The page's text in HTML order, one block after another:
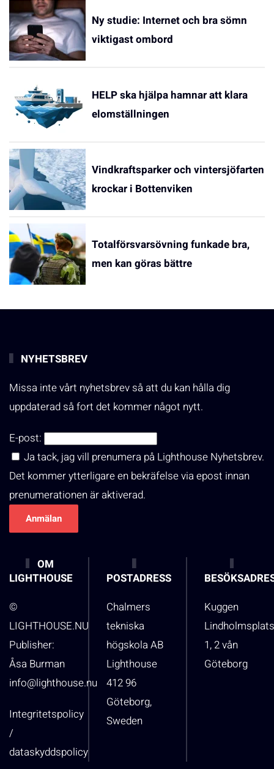
Ny studie: Internet och bra sömn
viktigast ombord
HELP ska hjälpa hamnar att klara
elomställningen
Vindkraftsparker och vintersjöfarten
krockar i Bottenviken
Totalförsvarsövning funkade bra,
men kan göras bättre
NYHETSBREV
Missa inte vårt nyhetsbrev så att du kan hålla dig
uppdaterad så fort det kommer något nytt.
E-post:
Ja tack, jag vill prenumera på Lighthouse Nyhetsbrev.
Det kommer ytterligare en bekräfelse via epost innan
prenumerationen är aktiverad.
OM
LIGHTHOUSE
©
LIGHTHOUSE.NU
Publisher:
Åsa Burman
info@lighthouse.nu
Integritetspolicy
/
dataskyddspolicy
POSTADRESS
Chalmers
tekniska
högskola AB
Lighthouse
412 96
Göteborg,
Sweden
Kuggen
1, 2 vån
Göteborg